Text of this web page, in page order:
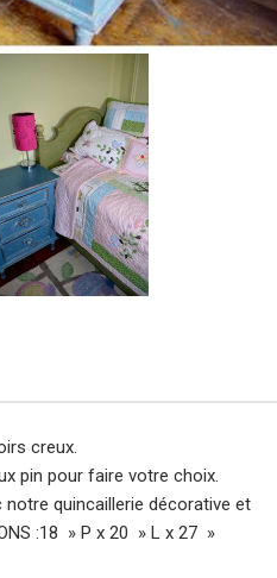
creux.
pin pour faire votre choix.
quincaillerie décorative et
:18 » P x 20 » L x 27 »